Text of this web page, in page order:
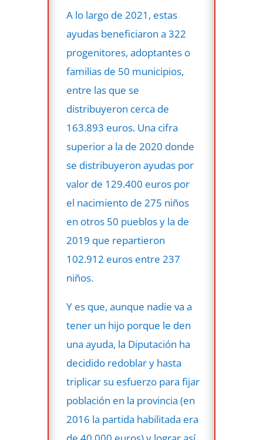
A lo largo de 2021, estas
ayudas beneficiaron a 322
progenitores, adoptantes o
familias de 50 municipios,
entre las que se
distribuyeron cerca de
163.893 euros. Una cifra
superior a la de 2020 donde
se distribuyeron ayudas por
valor de 129.400 euros por
el nacimiento de 275 niños
en otros 50 pueblos y la de
2019 que repartieron
102.912 euros entre 237
niños.
Y es que, aunque nadie va a
tener un hijo porque le den
una ayuda, la Diputación ha
decidido redoblar y hasta
triplicar su esfuerzo para fijar
población en la provincia (en
2016 la partida habilitada era